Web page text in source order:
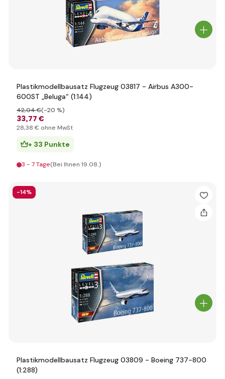
Plastikmodellbausatz Flugzeug 03817 - Airbus A300-
600ST „Beluga“ (1:144)
33,77 €
42,04 €(-20 %)
28,38 € ohne MwSt
+ 33 Punkte
3 - 7 Tage(Bei Ihnen 19.08.)
-14%
Plastikmodellbausatz Flugzeug 03809 - Boeing 737-800
(1:288)